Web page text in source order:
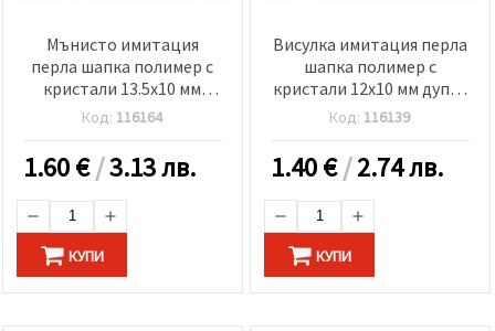
Мънисто имитация
перла шапка полимер с
кристали 13.5x10 мм
дупка 2 мм
Код: 116164
1.60€/3.13 лв.
КУПИ
Висулка имитация перла
шапка полимер с
кристали 12x10 мм дупка
1.5 мм
Код: 116139
1.40€/2.74 лв.
КУПИ